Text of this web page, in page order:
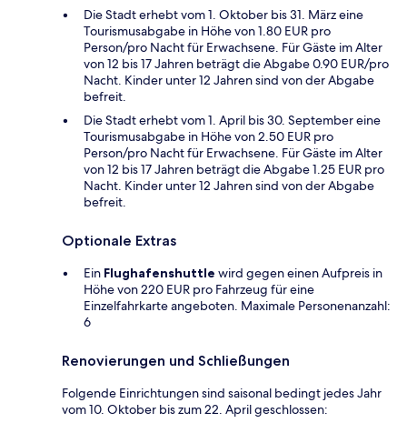
Die Stadt erhebt vom 1. Oktober bis 31. März eine
Tourismusabgabe in Höhe von 1.80 EUR pro
Person/pro Nacht für Erwachsene. Für Gäste im Alter
von 12 bis 17 Jahren beträgt die Abgabe 0.90 EUR/pro
Nacht. Kinder unter 12 Jahren sind von der Abgabe
befreit.
Die Stadt erhebt vom 1. April bis 30. September eine
Tourismusabgabe in Höhe von 2.50 EUR pro
Person/pro Nacht für Erwachsene. Für Gäste im Alter
von 12 bis 17 Jahren beträgt die Abgabe 1.25 EUR pro
Nacht. Kinder unter 12 Jahren sind von der Abgabe
befreit.
Optionale Extras
Ein Flughafenshuttle wird gegen einen Aufpreis in
Höhe von 220 EUR pro Fahrzeug für eine
Einzelfahrkarte angeboten. Maximale Personenanzahl:
6
Renovierungen und Schließungen
Folgende Einrichtungen sind saisonal bedingt jedes Jahr
vom 10. Oktober bis zum 22. April geschlossen: